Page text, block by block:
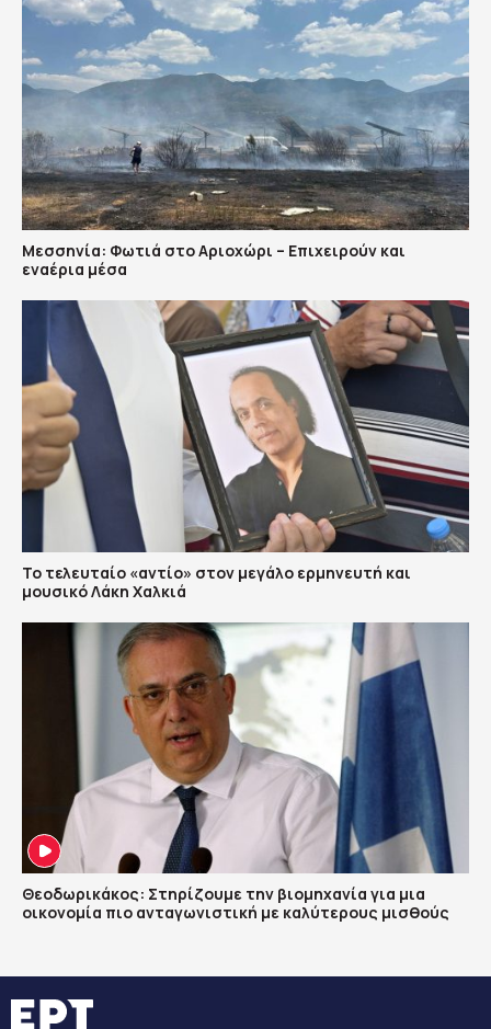
Μεσσηνία: Φωτιά στο Αριοχώρι – Επιχειρούν και
εναέρια μέσα
Το τελευταίο «αντίο» στον μεγάλο ερμηνευτή και
μουσικό Λάκη Χαλκιά
Θεοδωρικάκος: Στηρίζουμε την βιομηχανία για μια
οικονομία πιο ανταγωνιστική με καλύτερους μισθούς